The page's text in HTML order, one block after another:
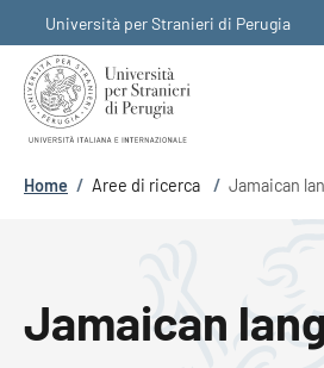
Università per Stranieri di Perugia
Briciole di pane
Home / Aree di ricerca / Jamaican
Jamaican